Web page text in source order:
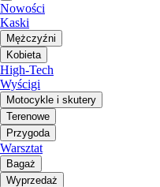
Nowości
Kaski
Mężczyźni
Kobieta
High-Tech
Wyścigi
Motocykle i skutery
Terenowe
Przygoda
Warsztat
Bagaż
Wyprzedaż